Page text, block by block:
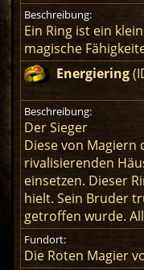
Beschreibung:
Ein Ring ist ein
magische
Energiering
Beschreibung:
Der Sieger
Diese von
rivalisierenden
einsetzen. Dieser
hielt. Sein Bruder
getroffen wurde.
Fundort:
Die Roten Magier